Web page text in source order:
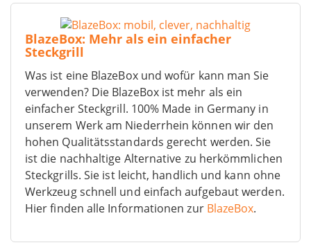
BlazeBox: Mehr als ein einfacher
Steckgrill
Was ist eine BlazeBox und wofür kann man Sie
verwenden? Die BlazeBox ist mehr als ein
einfacher Steckgrill. 100% Made in Germany in
unserem Werk am Niederrhein können wir den
hohen Qualitätsstandards gerecht werden. Sie
ist die nachhaltige Alternative zu herkömmlichen
Steckgrills. Sie ist leicht, handlich und kann ohne
Werkzeug schnell und einfach aufgebaut werden.
Hier finden alle Informationen zur BlazeBox.